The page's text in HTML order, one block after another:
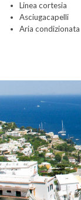
Linea cortesia
Asciugacapelli
Aria condizionata